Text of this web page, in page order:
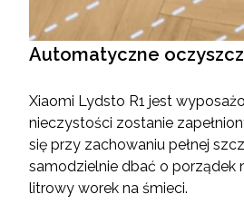
Automatyczne
Xiaomi Lydsto R1 jest
nieczystości zostanie
się przy zachowaniu pełnej
samodzielnie dbać o porządek
litrowy worek na śmieci.